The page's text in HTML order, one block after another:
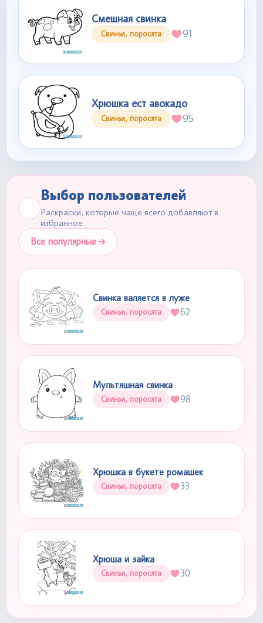
Смешная свинка
Свиньи, поросята 91
Хрюшка ест авокадо
Свиньи, поросята 95
Выбор пользователей
Раскраски, которые чаще всего добавляют в
избранное
Все популярные
Свинка валяется в луже
Свиньи, поросята 62
Мультяшная свинка
Свиньи, поросята 98
Хрюшка в букете ромашек
Свиньи, поросята 33
Хрюша и зайка
Свиньи, поросята 30